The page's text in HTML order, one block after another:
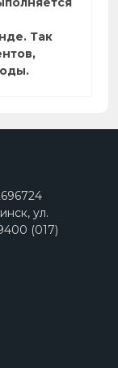
Так
ул.
(017)